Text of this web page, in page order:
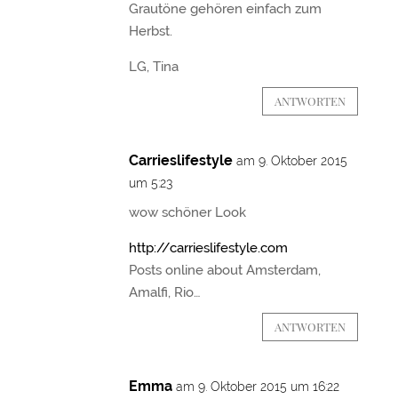
Grautöne gehören einfach zum
Herbst.
LG, Tina
ANTWORTEN
Carrieslifestyle am 9. Oktober 2015
um 5:23
wow schöner Look
http://carrieslifestyle.com
Posts online about Amsterdam,
Amalfi, Rio…
ANTWORTEN
Emma am 9. Oktober 2015 um 16:22